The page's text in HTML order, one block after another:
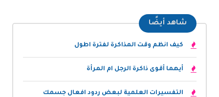
شاهد أيضًا
كيف انظم وقت المذاكرة لفترة اطول
أيهما أقوى ذاكرة الرجل ام المرأة
التفسيرات العلمية لبعض ردود افعال جسمك